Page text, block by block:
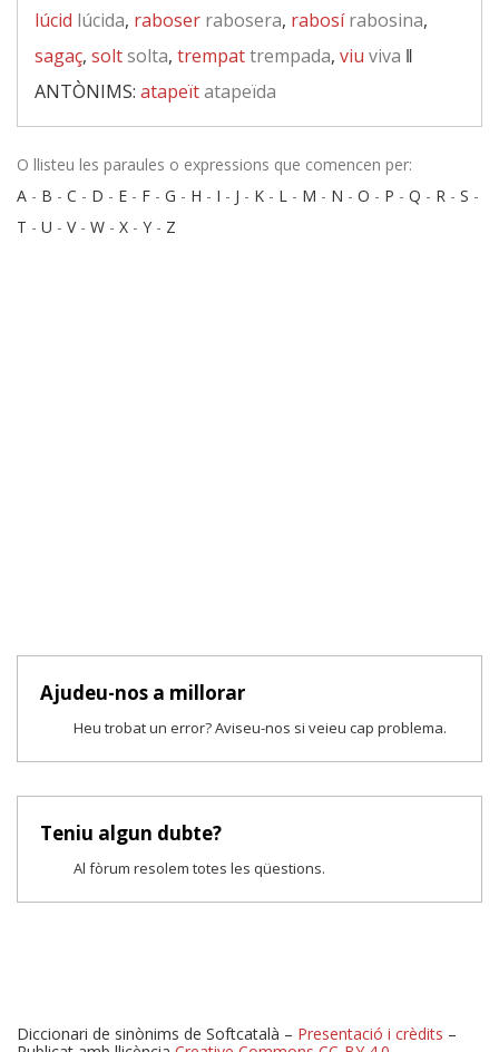
lúcid lúcida, raboser rabosera, rabosírabosina,
sagaç, soltsolta, trempattrempada, viu viva ‖
ANTÒNIMS: atapeïtatapeïda
O llisteu les paraules o expressions que comencen per:
A - B - C - D - E - F - G - H - I - J - K - L - M - N - O - P - Q - R - S -
T - U - V- W - X - Y - Z
Ajudeu-nos a millorar
Heu trobat un error? Aviseu-nos si veieu cap problema.
Teniu algun dubte?
Al fòrum resolem totes les qüestions.
Diccionari de sinònims de Softcatalà – Presentació i crèdits –